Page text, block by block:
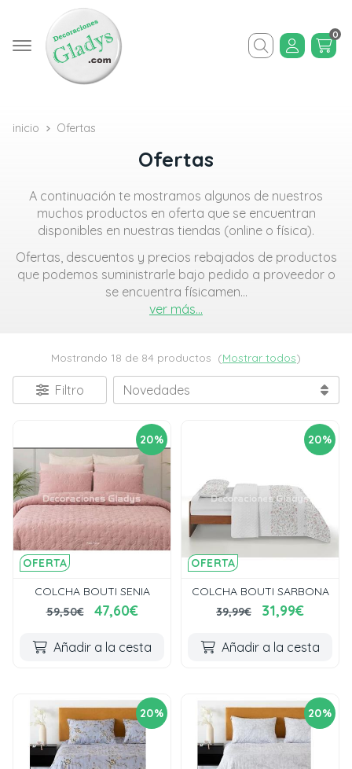
Buscar
0
inicio Ofertas
Ofertas
A continuación te mostramos algunos de nuestros
muchos productos en oferta que se encuentran
disponibles en nuestras tiendas (online o física).
Ofertas, descuentos y precios rebajados de productos
que podemos suministrarle bajo pedido a proveedor o
se encuentra físicamen...
ver más...
Mostrando 18 de 84 productos (Mostrar todos)
Filtro
20%
OFERTA
COLCHA BOUTI SENIA
59,50€
47,60€
Añadir a la cesta
20%
OFERTA
COLCHA BOUTI SARBONA
39,99€
31,99€
Añadir a la cesta
20% 20%